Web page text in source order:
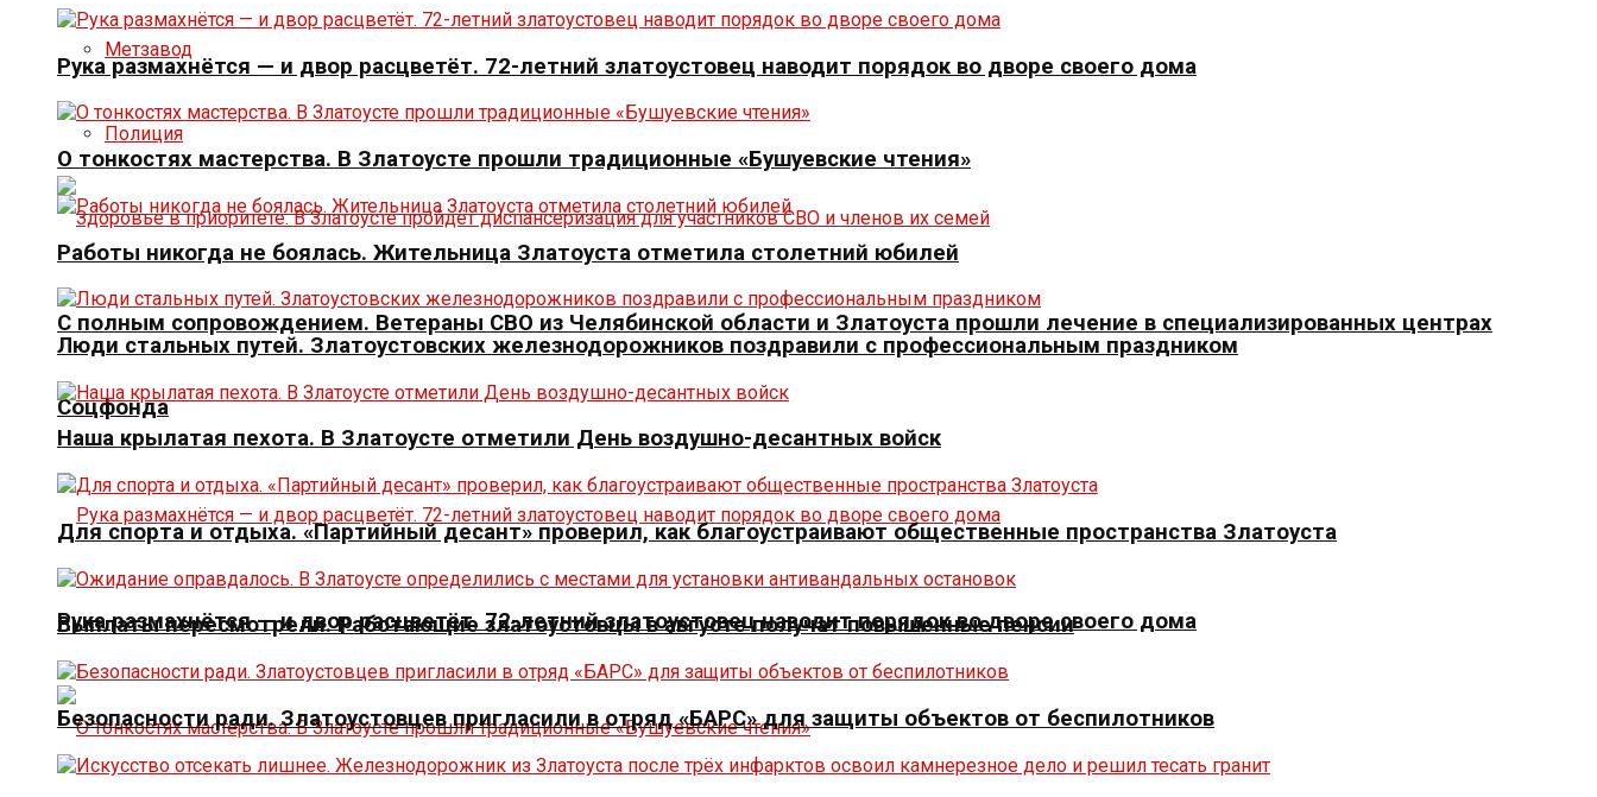
Метзавод
Полиция
С полным сопровождением. Ветераны СВО из Челябинской области и Златоуста прошли лечение в специализированных центрах
Соцфонда
Рука размахнётся — и двор расцветёт. 72-летний златоустовец наводит порядок во дворе своего дома
Рука размахнётся — и двор расцветёт. 72-летний златоустовец наводит порядок во дворе своего дома
О тонкостях мастерства. В Златоусте прошли традиционные «Бушуевские чтения»
Работы никогда не боялась. Жительница Златоуста отметила столетний юбилей
Люди стальных путей. Златоустовских железнодорожников поздравили с профессиональным праздником
Наша крылатая пехота. В Златоусте отметили День воздушно-десантных войск
Для спорта и отдыха. «Партийный десант» проверил, как благоустраивают общественные пространства Златоуста
Выплаты пересмотрели. Работающие златоустовцы в августе получат повышенные пенсии
Безопасности ради. Златоустовцев пригласили в отряд «БАРС» для защиты объектов от беспилотников